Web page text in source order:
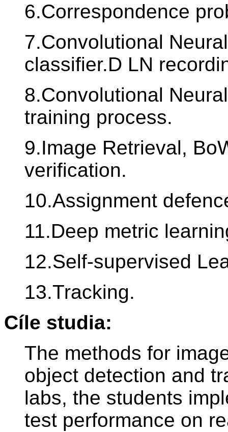
6.Correspondence
7.Convolutional
classifier.D LN
8.Convolutional
training process.
9.Image Retrieval,
verification.
10.Assignment
11.Deep metric
12.Self-supervised
13.Tracking.
Cíle studia:
The methods for
object detection and
labs, the students
test performance on